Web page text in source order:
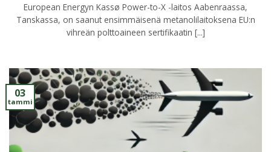
European Energyn Kassø Power-to-X -laitos Aabenraassa,
Tanskassa, on saanut ensimmäisenä metanolilaitoksena EU:n
vihreän polttoaineen sertifikaatin [...]
03
tammi